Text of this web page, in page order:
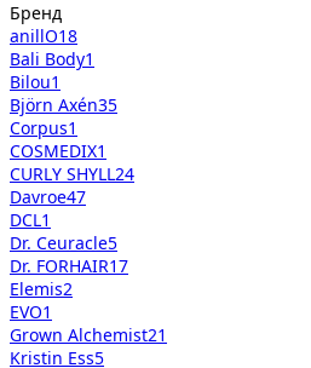
Бренд
anillO18
Bali Body1
Bilou1
Björn Axén35
Corpus1
COSMEDIX1
CURLY SHYLL24
Davroe47
DCL1
Dr. Ceuracle5
Dr. FORHAIR17
Elemis2
EVO1
Grown Alchemist21
Kristin Ess5